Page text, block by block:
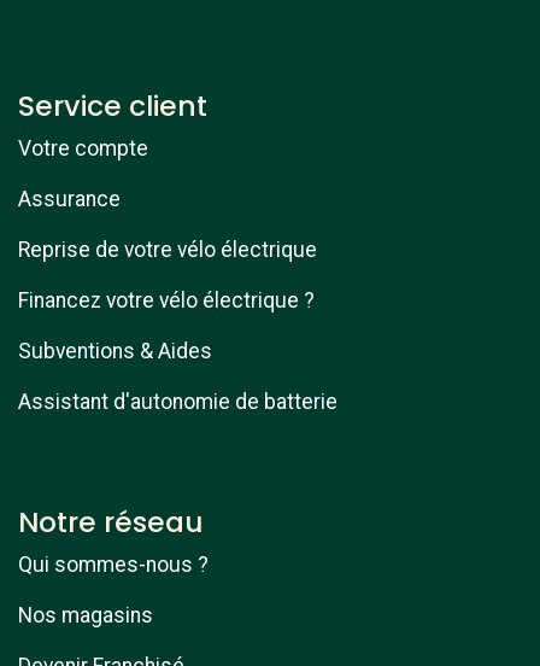
Service client
Votre compte
Assurance
Reprise de votre vélo électrique
Financez votre vélo électrique ?
Subventions & Aides
Assistant d'autonomie de batterie
Notre réseau
Qui sommes-nous ?
Nos magasins